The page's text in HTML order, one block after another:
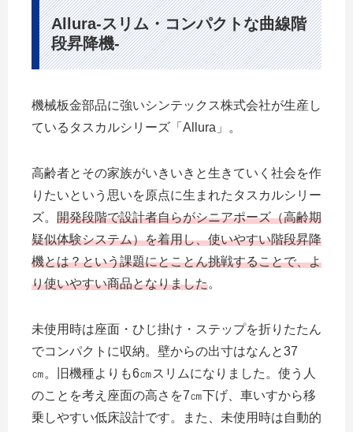
Allura-スリム・コンパクトな曲線階
段昇降機-
機械板金部品に強いシンテックス株式会社が生産し
ているタスカルシリーズ「Allura」。
高齢者とその家族がいきいきと生きていく社会を作
りたいという思いを原点に生まれたタスカルシリー
ズ。 開発段階で設計者自らがシニアポーズ（高齢期
疑似体験システム）を着用し、使いやすい階段昇降
機とは？という課題にとことん挑戦することで、よ
り使いやすい商品となりました。
未使用時は座面・ひじ掛け・ステップを折りたたん
でコンパクトに収納。壁からの出寸はなんと37
㎝。旧機種よりも6㎝スリムになりました。使う人
のことを考え座面の高さを7㎝下げ、車いすから移
乗しやすい低床設計です。また、未使用時は自動的